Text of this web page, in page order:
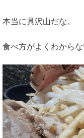
本当に具沢山だな。
食べ方がよくわから